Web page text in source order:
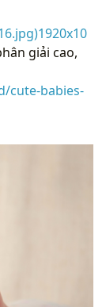
giải cao,
cute-babies-